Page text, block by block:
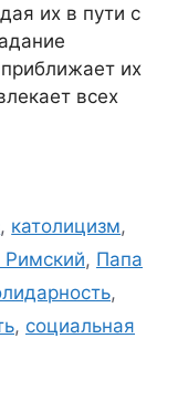
их в пути с
их
всех
, католицизм,
Римский, Папа
,
, социальная